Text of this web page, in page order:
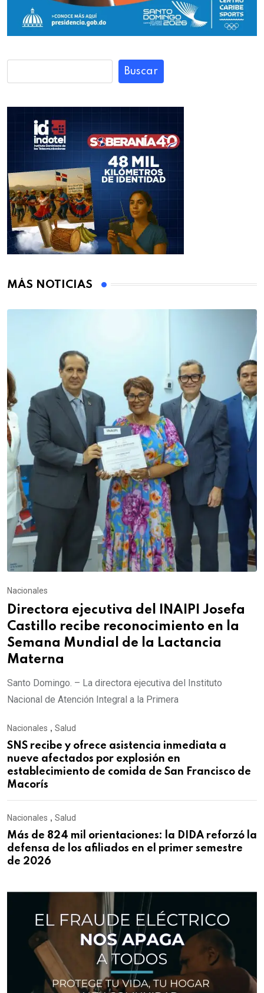
Buscar
MÁS NOTICIAS
Nacionales
Directora ejecutiva del INAIPI Josefa
Castillo recibe reconocimiento en la
Semana Mundial de la Lactancia
Materna
Santo Domingo. – La directora ejecutiva del Instituto
Nacional de Atención Integral a la Primera
Nacionales , Salud
SNS recibe y ofrece asistencia inmediata a
nueve afectados por explosión en
establecimiento de comida de San Francisco de
Macorís
Nacionales , Salud
Más de 824 mil orientaciones: la DIDA reforzó la
defensa de los afiliados en el primer semestre
de 2026